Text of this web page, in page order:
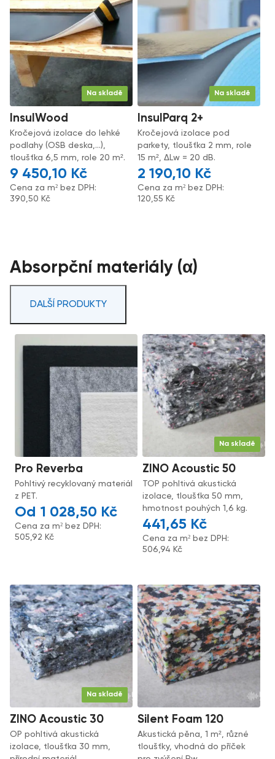
Na skladě
InsulWood
Kročejová izolace do lehké
podlahy (OSB deska,...),
tloušťka 6,5 mm, role 20 m².
9 450,10 Kč
Cena za m² bez DPH:
390,50 Kč
Na skladě
InsulParq 2+
Kročejová izolace pod
parkety, tloušťka 2 mm, role
15 m², ΔLw = 20 dB.
2 190,10 Kč
Cena za m² bez DPH:
120,55 Kč
Absorpční materiály (α)
DALŠÍ PRODUKTY
Pro Reverba
Pohltivý recyklovaný materiál
z PET.
1 028,50 Kč
Cena za m² bez DPH:
505,92 Kč
Na skladě
ZINO Acoustic 50
TOP pohltivá akustická
izolace, tloušťka 50 mm,
hmotnost pouhých 1,6 kg.
441,65 Kč
Cena za m² bez DPH:
506,94 Kč
Na skladě
ZINO Acoustic 30
OP pohltivá akustická
izolace, tloušťka 30 mm,
Silent Foam 120
Akustická pěna, 1 m², různé
tloušťky, vhodná do příček